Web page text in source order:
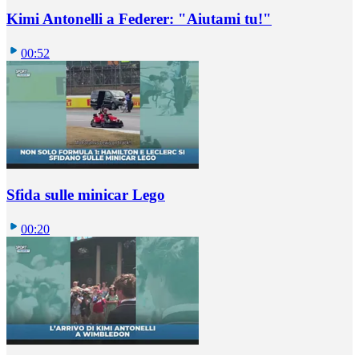
Kimi Antonelli a Federer: "Aiutami tu!"
00:52
Sfida sulle minicar Lego
00:20